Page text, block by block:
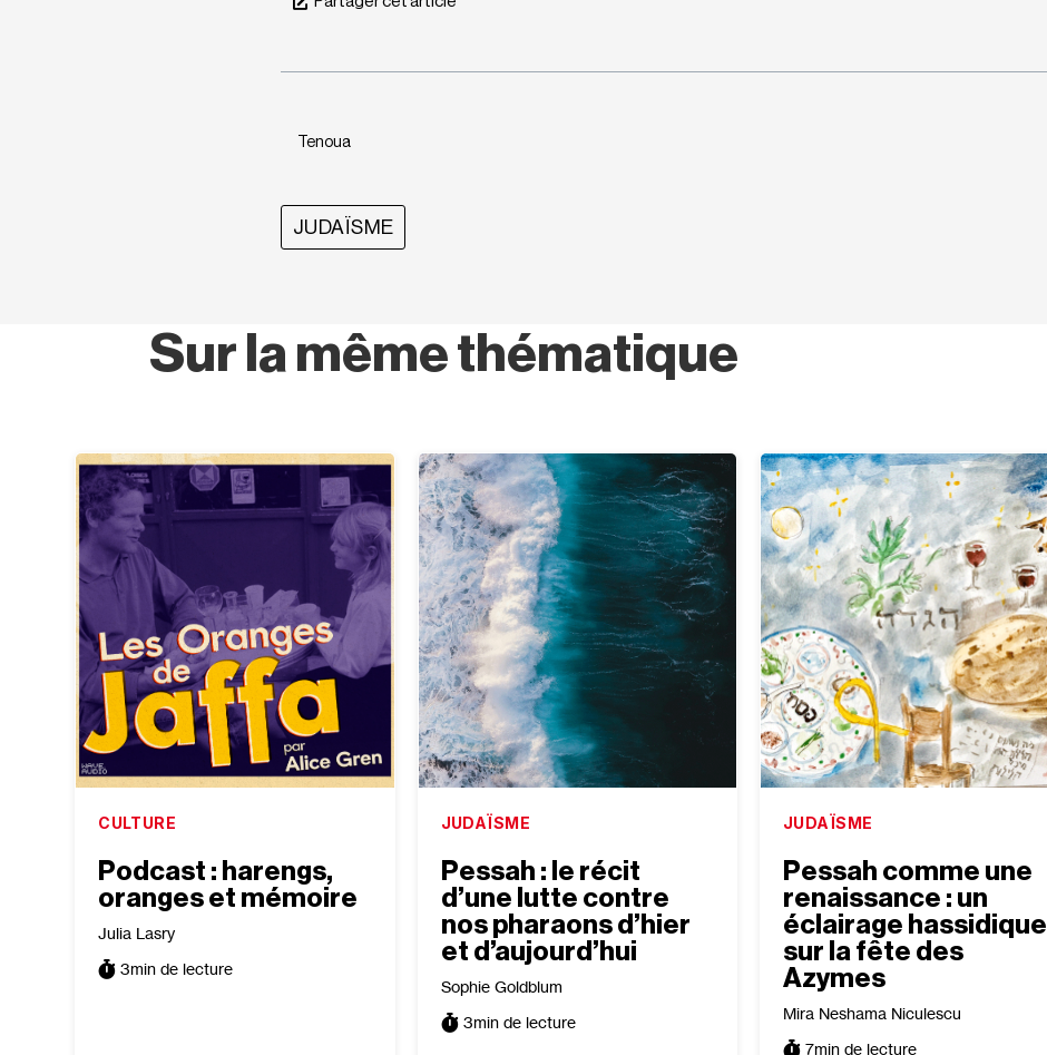
Tenoua
JUDAÏSME
Sur la même thématique
CULTURE
Podcast : harengs,
oranges et mémoire
Julia Lasry
3min de lecture
JUDAÏSME
Pessah : le récit
d’une lutte contre
nos pharaons d’hier
et d’aujourd’hui
Sophie Goldblum
3min de lecture
JUDAÏSME
Pessah comme une
renaissance : un
éclairage hassidique
sur la fête des
Azymes
Mira Neshama Niculescu
7min de lecture